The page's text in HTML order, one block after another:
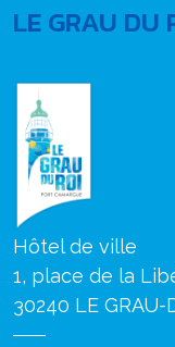
LE GRAU DU
Hôtel de ville
1, place de la
30240 LE GRAU-